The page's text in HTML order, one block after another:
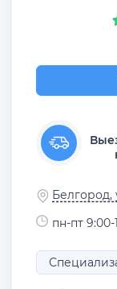
Белгород,
пн-пт 9:00-